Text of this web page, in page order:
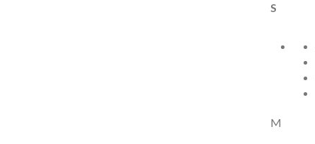
S
M